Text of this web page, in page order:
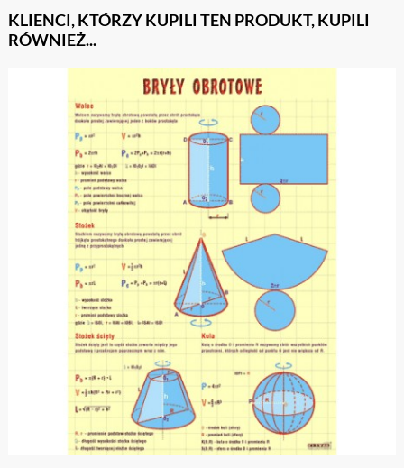
KLIENCI, KTÓRZY KUPILI TEN PRODUKT, KUPILI
RÓWNIEŻ...